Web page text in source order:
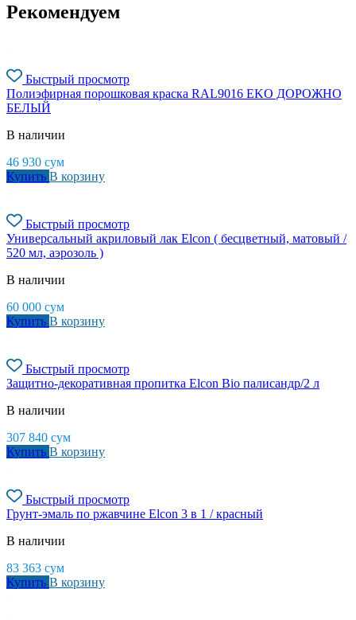
Рекомендуем
Быстрый просмотр
Полиэфирная порошковая краска RAL9016 EKO ДОРОЖНО
БЕЛЫЙ
В наличии
46 930 сум
Купить В корзину
Быстрый просмотр
Универсальный акриловый лак Elcon ( бесцветный, матовый /
520 мл, аэрозоль )
В наличии
60 000 сум
Купить В корзину
Быстрый просмотр
Защитно-декоративная пропитка Elcon Bio палисандр/2 л
В наличии
307 840 сум
Купить В корзину
Быстрый просмотр
Грунт-эмаль по ржавчине Elcon 3 в 1 / красный
В наличии
83 363 сум
Купить В корзину